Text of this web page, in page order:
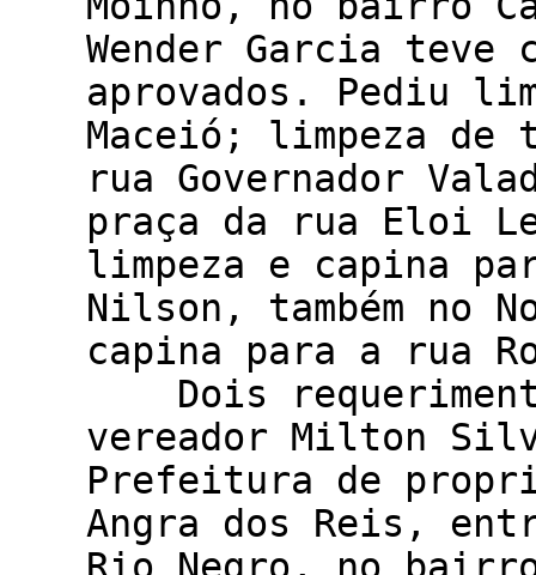
Wender Garcia teve
aprovados. Pediu
Maceió; limpeza de
rua Governador
praça da rua Eloi
limpeza e capina
Nilson, também no
capina para a
Dois
vereador Milton
Prefeitura de
Angra dos Reis,